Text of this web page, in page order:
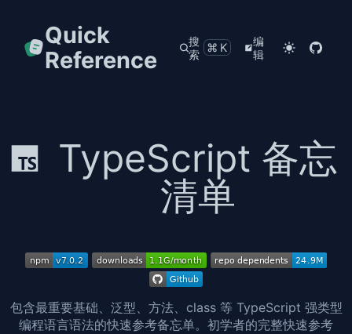
Quick
Reference
搜
索
⌘K
编
辑
TypeScript 备忘
清单
包含最重要基础、泛型、方法、class 等 TypeScript 强类型
编程语言语法的快速参考备忘单。初学者的完整快速参考